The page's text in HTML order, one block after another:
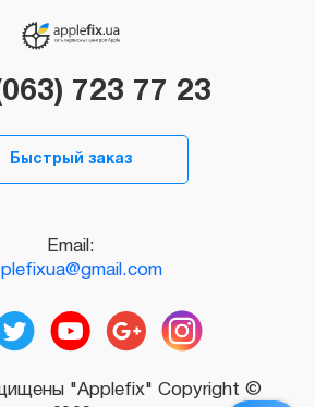
723 77 23
Быстрый заказ
Email:
"Applefix" Copyright ©